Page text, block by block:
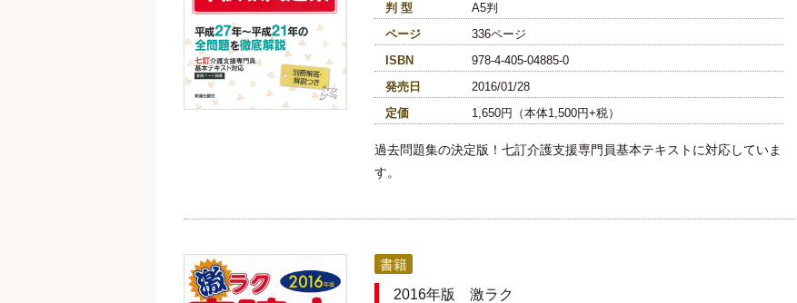
判 型
A5判
ページ
336ページ
ISBN
978-4-405-04885-0
発売日
2016/01/28
定価
1,650円（本体1,500円+税）
過去問題集の決定版！七訂介護支援専門員基本テキストに対応していま
す。
書籍
2016年版 激ラク